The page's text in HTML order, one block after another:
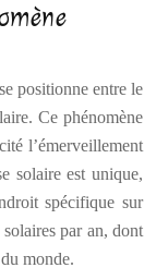
positionne entre le
Ce phénomène
l’émerveillement
solaire est unique,
spécifique sur
par an, dont
monde.